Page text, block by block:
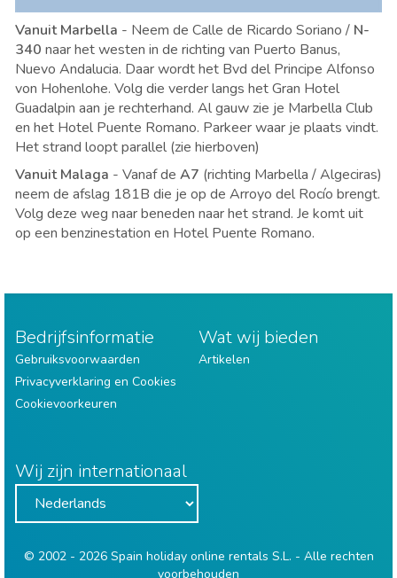
Vanuit Marbella - Neem de Calle de Ricardo Soriano / N-
340 naar het westen in de richting van Puerto Banus,
Nuevo Andalucia. Daar wordt het Bvd del Principe Alfonso
von Hohenlohe. Volg die verder langs het Gran Hotel
Guadalpin aan je rechterhand. Al gauw zie je Marbella Club
en het Hotel Puente Romano. Parkeer waar je plaats vindt.
Het strand loopt parallel (zie hierboven)
Vanuit Malaga - Vanaf de A7 (richting Marbella / Algeciras)
neem de afslag 181B die je op de Arroyo del Rocío brengt.
Volg deze weg naar beneden naar het strand. Je komt uit
op een benzinestation en Hotel Puente Romano.
Bedrijfsinformatie
Gebruiksvoorwaarden
Privacyverklaring en Cookies
Cookievoorkeuren
Wat wij bieden
Artikelen
Wij zijn internationaal
© 2002 - 2026 Spain holiday online rentals S.L. - Alle rechten
voorbehouden